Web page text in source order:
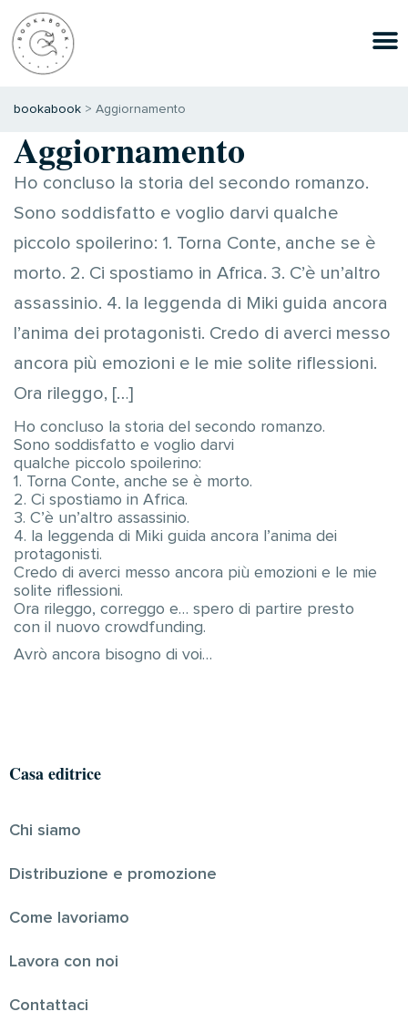
bookabook > Aggiornamento
Aggiornamento
Ho concluso la storia del secondo romanzo.
Sono soddisfatto e voglio darvi qualche
piccolo spoilerino: 1. Torna Conte, anche se è
morto. 2. Ci spostiamo in Africa. 3. C’è un’altro
assassinio. 4. la leggenda di Miki guida ancora
l’anima dei protagonisti. Credo di averci messo
ancora più emozioni e le mie solite riflessioni.
Ora rileggo, […]
Ho concluso la storia del secondo romanzo.
Sono soddisfatto e voglio darvi
qualche piccolo spoilerino:
1. Torna Conte, anche se è morto.
2. Ci spostiamo in Africa.
3. C’è un’altro assassinio.
4. la leggenda di Miki guida ancora l’anima dei
protagonisti.
Credo di averci messo ancora più emozioni e le mie
solite riflessioni.
Ora rileggo, correggo e… spero di partire presto
con il nuovo crowdfunding.
Avrò ancora bisogno di voi…
Casa editrice
Chi siamo
Distribuzione e promozione
Come lavoriamo
Lavora con noi
Contattaci